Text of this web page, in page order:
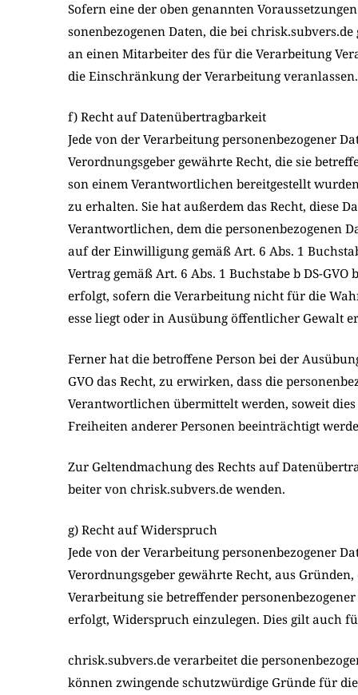
Sofern eine der oben genann­ten
so­nen­be­zo­ge­nen Daten, die bei
an einen Mit­ar­bei­ter des für die Ver­ar­bei­tung
die Ein­schrän­kung der Ver­ar­bei­tung ver­an­las­sen.
f) Recht auf Datenübertragbarkeit
Jede von der Ver­ar­bei­tung per­so­nen­be­zo­ge­ner
Ver­ord­nungs­ge­ber gewähr­te Recht, die sie
son einem Ver­ant­wort­li­chen bereit­ge­stellt
zu erhal­ten. Sie hat außer­dem das Recht, die­se
Ver­ant­wort­li­chen, dem die per­so­nen­be­zo­ge­nen
auf der Ein­wil­li­gung gemäß Art. 6 Abs. 1
Ver­trag gemäß Art. 6 Abs. 1 Buch­sta­be b DS-
erfolgt, sofern die Ver­ar­bei­tung nicht für die
es­se liegt oder in Aus­übung öffent­li­cher Gewalt
Fer­ner hat die betrof­fe­ne Per­son bei der
GVO das Recht, zu erwir­ken, dass die
Ver­ant­wort­li­chen über­mit­telt wer­den, soweit
Frei­hei­ten ande­rer Per­so­nen beein­träch­tigt
Zur Gel­tend­ma­chung des Rechts auf
bei­ter von chrisk.subvers.de wen­den.
g) Recht auf Widerspruch
Jede von der Ver­ar­bei­tung per­so­nen­be­zo­ge­ner
Ver­ord­nungs­ge­ber gewähr­te Recht, aus
Ver­ar­bei­tung sie betref­fen­der
erfolgt, Wider­spruch ein­zu­le­gen. Dies gilt auch
chrisk.subvers.de ver­ar­bei­tet die
kön­nen zwin­gen­de schutz­wür­di­ge Grün­de für